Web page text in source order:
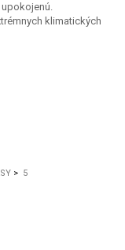
upokojenú.
klimatických
> 5